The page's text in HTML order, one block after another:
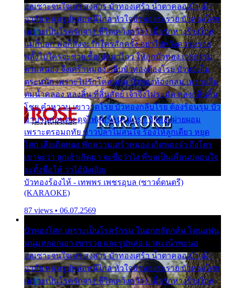
ออเซาะจนใจเบา สงสาร บัวทองเศร้า น้ำตาคลอเบ้า เฝ้า
อาลัย หนุ่มรูปหล่อหนีไกล หัวใจบัวทองระรวย บัวทองโศก
เพราะเป็นโรครักจาง ชีวิตเคว้งคว้าง เมื่อรักห่างร้างไกล
แม่ก็บอก พ่อก็สั่งจะรักใครสักครั้ง อย่าไปหวังความรวย
พลั้งไปใครจะช่วย ซื้อเปลมาไกว ให้ลูกบัวทอง เวรกรรม
ตามสนอง จึงเศร้าหมอง กลีบบัวทองต้องโรย บัวทองไม่
ตระหนัก เพราะไม่รักโคลนตม บัวทองท้องกลม เพราะลืม
ตมน้ำคลอง หลงลิ้น ที่สิ้นสัตย์ เจ้าจึงไม่ระมัด หลงกลิ่นลิ้น
โชย คำหวาน เขาวาดโรย บัวทองกลีบโรย ต้องร้อนรุม บัว
มาบานก่อนตูม ดุจไฟสุมร้อนรุมอุรา บัวทองผ่ายผอม
เพราะตรอมฤทัย ข้าวปลาไม่สนใจ ร้องไห้ลูกเดียว หยุด
โศก เสียเถิดทอง พักความเศร้าหมอง เถิดทองจ๋า ถึงใคร
เขาจะว่า ลูกเจ้าเกิดมา จะชื่อว่าไง พี่ขอเป็นเพื่อนปลอบใจ
จะตั้งชื่อให้ ว่าไอ้บังเอิญ
บัวทองร้องไห้ - เทพพร เพชรอุบล (ซาวด์ดนตรี)
(KARAOKE)
87 views • 06.07.2569
บัวทองโศก เพราะเป็นโรครักรุม ในอกกลัดกลุ้ม โดนแฟน
หนุ่มหลอกเอา เขารวย และรูปหล่อ มาพะเน้าพะนอ
ออเซาะจนใจเบา สงสาร บัวทองเศร้า น้ำตาคลอเบ้า เฝ้า
อาลัย หนุ่มรูปหล่อหนีไกล หัวใจบัวทองระรวย บัวทองโศก
เพราะเป็นโรครักจาง ชีวิตเคว้งคว้าง เมื่อรักห่างร้างไกล